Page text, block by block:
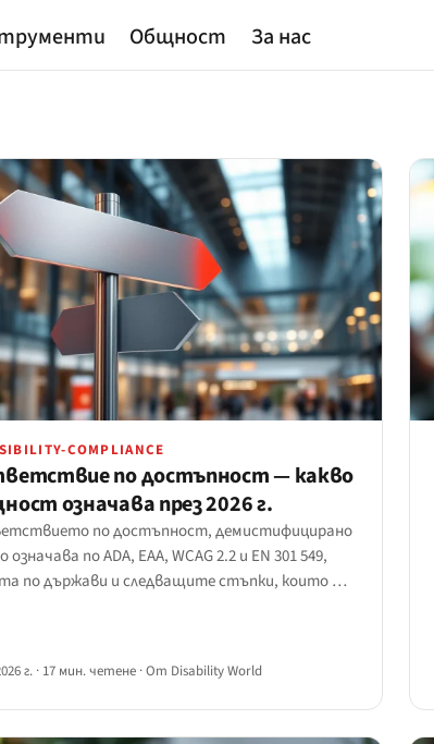
Общност За нас
COMPLIANCE
по достъпност — какво
означава през 2026 г.
по достъпност, демистифицирано
означава по ADA, EAA, WCAG 2.2 и EN 301 549,
по държави и следващите стъпки, които да
г. · 17 мин. четене ·От Disability World